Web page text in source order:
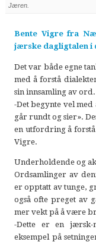
Jæren.
Bente Vigre fra
jærske dagligtalen i
Det var både egne
med å forstå
sin innsamling av ord.
-Det begynte vel med
går rundt og sier».
en utfordring å
Vigre.
Underholdende og
Ordsamlinger av
er opptatt av tunge,
også ofte preget av
mer vekt på å være
-Dette er en
eksempel på